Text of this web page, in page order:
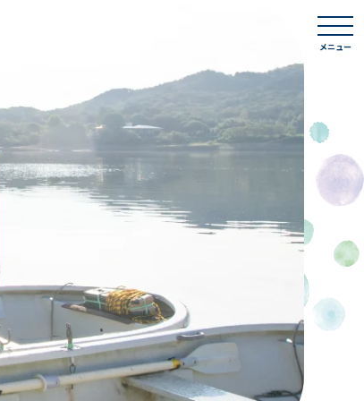
メニュー